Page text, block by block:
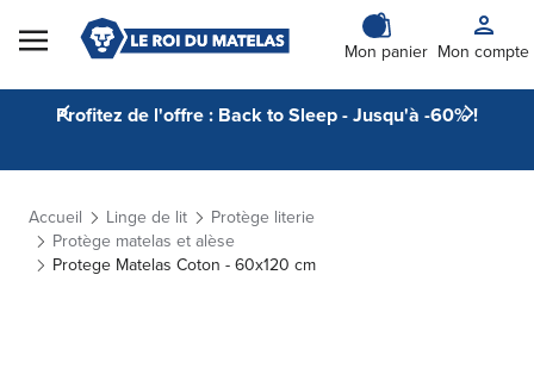
Skip to Content
Mon panier Mon compte
Profitez de l'offre : Back to Sleep - Jusqu'à -60% !
Accueil Linge de lit
Protège literie
Protège matelas et alèse
Protege Matelas Coton - 60x120 cm